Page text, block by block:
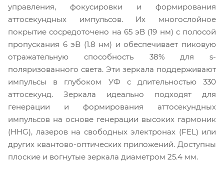
управления, фокусировки и формирования
аттосекундных импульсов. Их многослойное
покрытие сосредоточено на 65 эВ (19 нм) с полосой
пропускания 6 эВ (1.8 нм) и обеспечивает пиковую
отражательную способность 38% для s-
поляризованного света. Эти зеркала поддерживают
импульсы в глубоком УФ с длительностью 330
аттосекунд. Зеркала идеально подходят для
генерации и формирования аттосекундных
импульсов на основе генерации высоких гармоник
(HHG), лазеров на свободных электронах (FEL) или
других квантово-оптических приложений. Доступны
плоские и вогнутые зеркала диаметром 25.4 мм.